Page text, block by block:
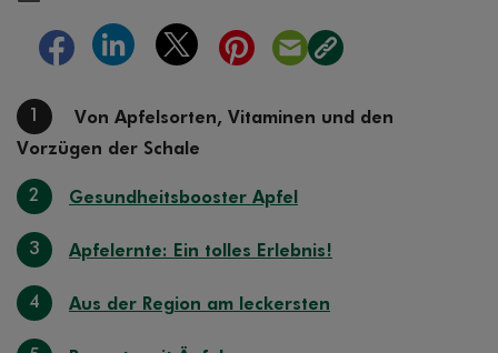
Von Apfelsorten, Vitaminen und den
Vorzügen der Schale
2 Gesundheitsbooster Apfel
3 Apfelernte: Ein tolles Erlebnis!
4 Aus der Region am leckersten